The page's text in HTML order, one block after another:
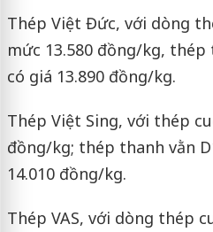
Thép Việt Đức, với dòng
mức 13.580 đồng/kg, thép
có giá 13.890 đồng/kg.
Thép Việt Sing, với thép
đồng/kg; thép thanh vằn
14.010 đồng/kg.
Thép VAS, với dòng thép